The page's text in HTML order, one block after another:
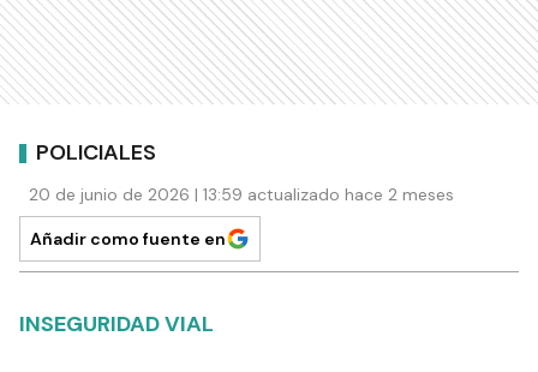
POLICIALES
20 de junio de 2026 | 13:59 actualizado hace 2 meses
Añadir como fuente en
INSEGURIDAD VIAL